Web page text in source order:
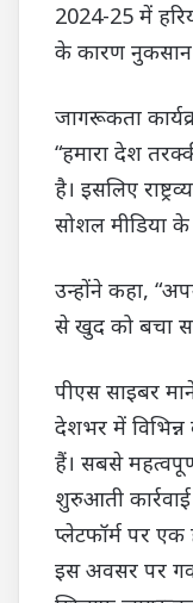
2024-25 में
के कारण
जागरूकता
“हमारा देश
है। इसलिए
सोशल मीडिया
उन्होंने कहा,
से खुद को बचा
पीएस साइबर
देशभर में
हैं। सबसे
शुरुआती
प्लेटफॉर्म पर
इस अवसर पर